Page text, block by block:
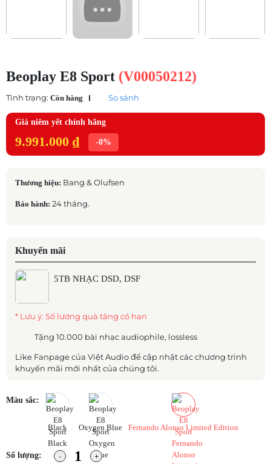
Beoplay E8 Sport (V00050212)
Tình trạng: Còn hàng So sánh
Giá niêm yết chính hãng
9.991.000 ₫ -0%
Thương hiệu: Bang & Olufsen
Bảo hành: 24 tháng.
Khuyến mãi
5TB NHẠC DSD, DSF
* Lưu ý: Số lượng quà tặng có hạn
Tặng 10.000 bài nhạc audiophile, lossless
Like Fanpage của Việt Audio để cập nhật các chương trình
khuyến mãi mới nhất của chúng tôi.
Màu sắc:
Black Oxygen Blue Fernando Alonso Limited Edition
Số lượng: